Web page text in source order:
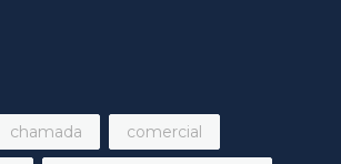
chamada comercial